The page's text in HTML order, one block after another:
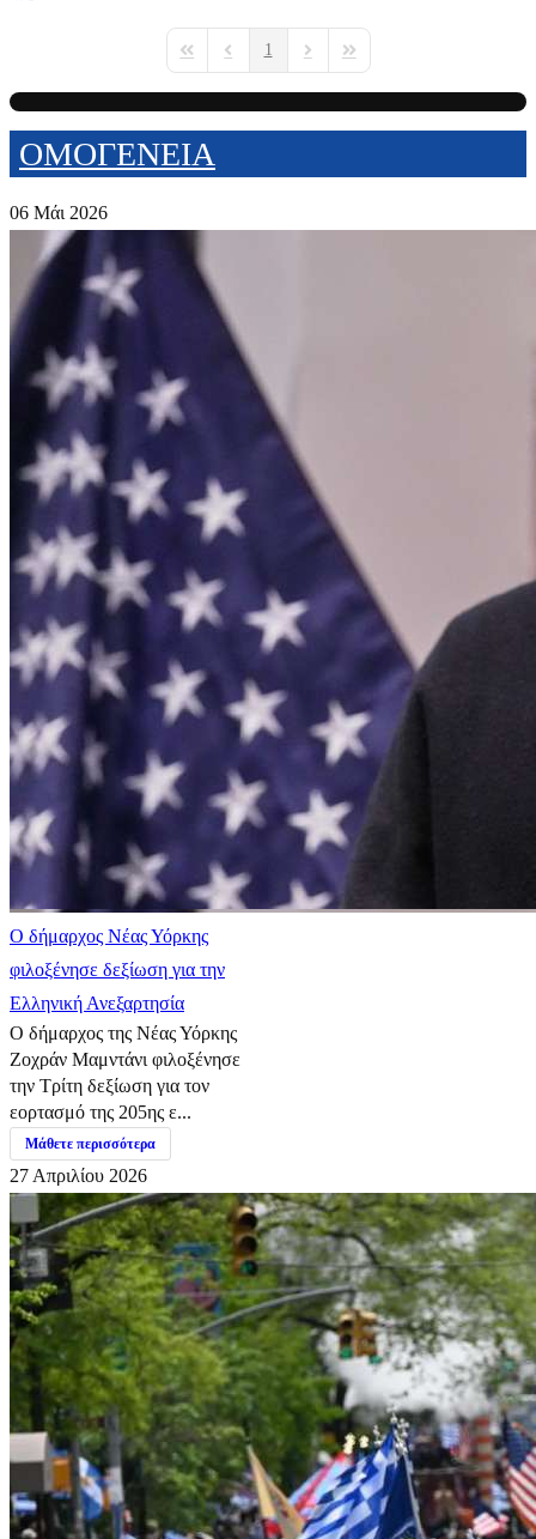
First PagePrevious Page
1
Next PageLast Page
ΟΜΟΓΕΝΕΙΑ
06 Μάι 2026
Ο δήμαρχος Νέας Υόρκης
φιλοξένησε δεξίωση για την
Ελληνική Ανεξαρτησία
Ο δήμαρχος της Νέας Υόρκης
Ζοχράν Μαμντάνι φιλοξένησε
την Τρίτη δεξίωση για τον
εορτασμό της 205ης ε...
Μάθετε περισσότερα
27 Απριλίου 2026